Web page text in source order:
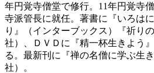
年円覚寺僧堂で修行。11年円覚寺
寺派管長に就任。著書に『いろは
り』（インターブックス）『祈り
社）、ＤＶＤに『精一杯生きよう
る。最新刊に『禅の名僧に学ぶ生
社）。